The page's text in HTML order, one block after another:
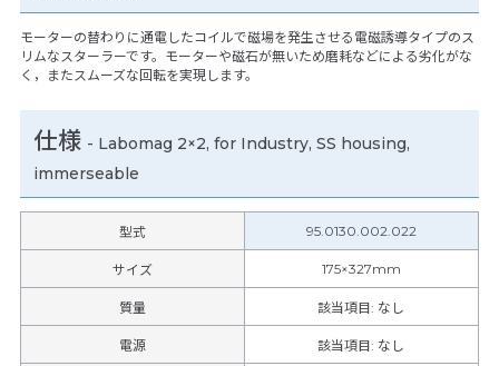
モーターの替わりに通電したコイルで磁場を発生させる電磁誘導タイプのス
リムなスターラーです。モーターや磁石が無いため磨耗などによる劣化がな
く，またスムーズな回転を実現します。
仕様 - Labomag 2×2, for Industry, SS housing,
immerseable
型式 95.0130.002.022
サイズ 175×327mm
質量 該当項目: なし
電源 該当項目: なし